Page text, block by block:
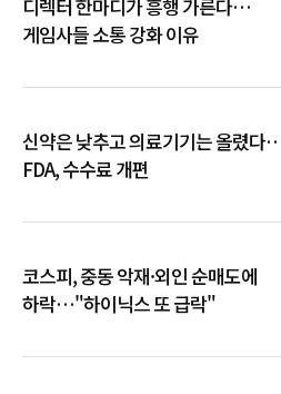
디렉터 한마디가 흥행 가른다…
게임사들 소통 강화 이유
신약은 낮추고 의료기기는 올렸다
FDA, 수수료 개편
코스피, 중동 악재·외인 순매도에
하락…"하이닉스 또 급락"